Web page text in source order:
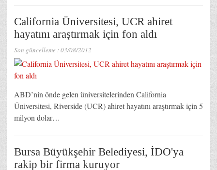
California Üniversitesi, UCR ahiret
hayatını araştırmak için fon aldı
Son güncelleme :03/08/2012
ABD’nin önde gelen üniversitelerinden California
Üniversitesi, Riverside (UCR) ahiret hayatını araştırmak için 5
milyon dolar…
Bursa Büyükşehir Belediyesi, İDO'ya
rakip bir firma kuruyor